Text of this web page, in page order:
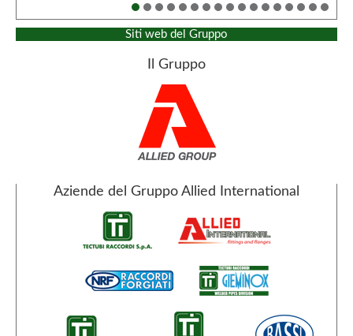
Siti web del Gruppo
Il Gruppo
Aziende del Gruppo Allied International